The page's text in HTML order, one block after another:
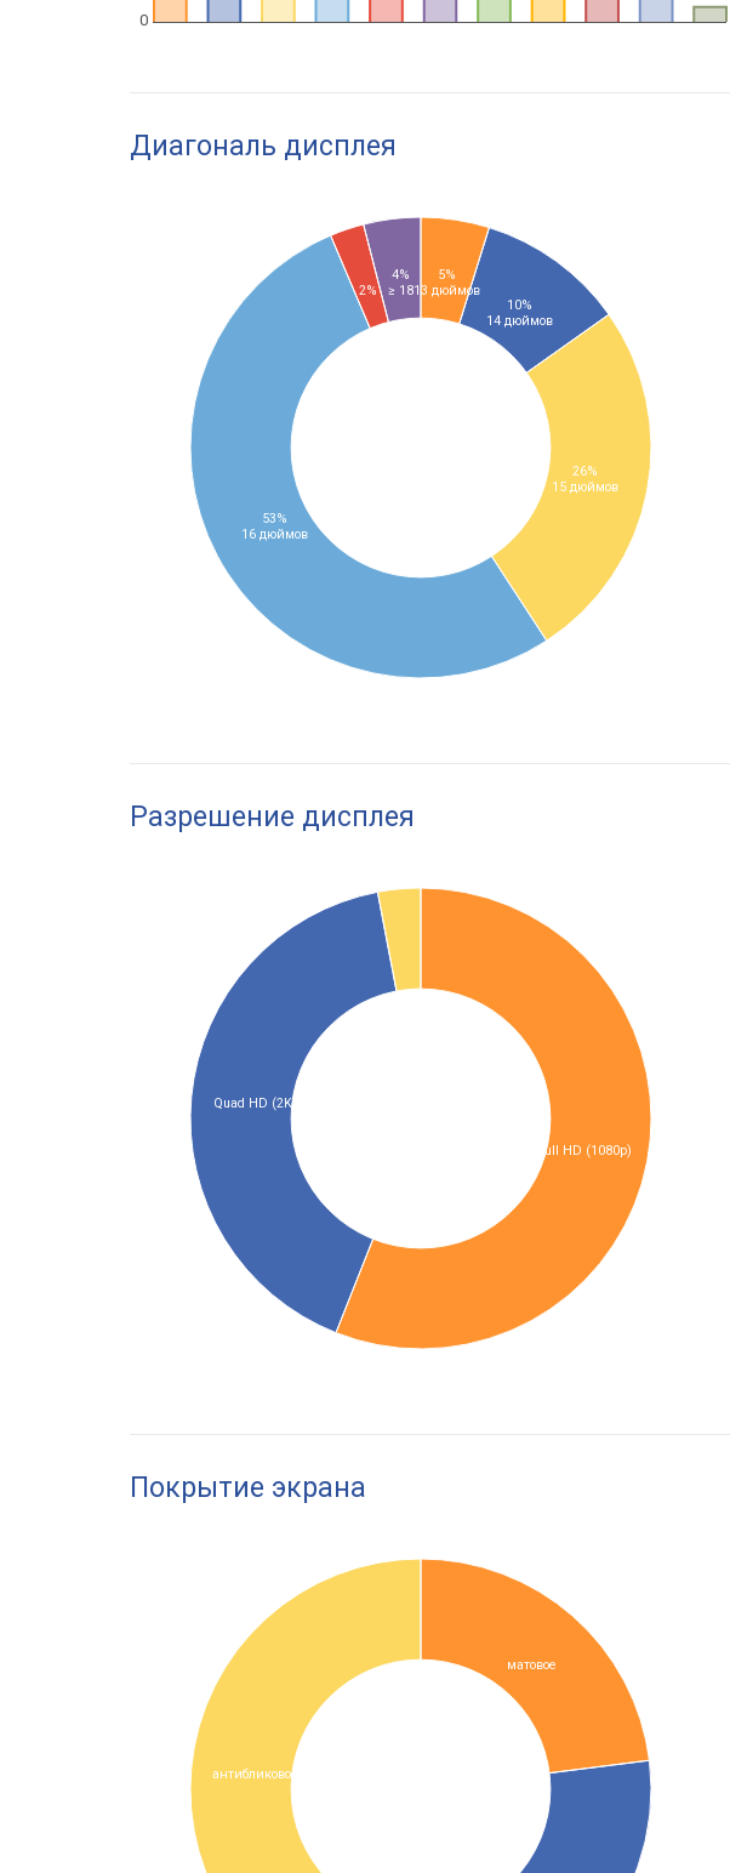
Диагональ дисплея
5%
13 дюймов
10%
14 дюймов
26%
15 дюймов
53%
16 дюймов
2%
4%
≥ 18
Разрешение дисплея
Full HD (1080p)
Quad HD (2K)
Покрытие экрана
матовое
антибликовое